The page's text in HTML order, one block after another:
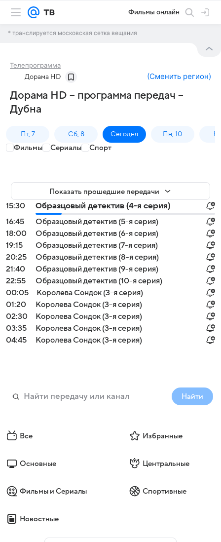
Фильмы онлайн
* транслируется московская сетка вещания
Телепрограмма
Дорама HD (Сменить регион)
Дорама HD – программа передач –
Дубна
Пт, 7 Сб, 8 Сегодня Пн, 10
Фильмы Сериалы Спорт
Показать прошедшие передачи
15:30
Образцовый детектив (4-я серия)
16:45
Образцовый детектив (5-я серия)
18:00
Образцовый детектив (6-я серия)
19:15
Образцовый детектив (7-я серия)
20:25
Образцовый детектив (8-я серия)
21:40
Образцовый детектив (9-я серия)
22:55
Образцовый детектив (10-я серия)
00:05
Королева Сондок (3-я серия)
01:20
Королева Сондок (3-я серия)
02:30
Королева Сондок (3-я серия)
03:35
Королева Сондок (3-я серия)
04:45
Королева Сондок (3-я серия)
Найти
Все Избранные
Основные Центральные
Фильмы и Сериалы Спортивные
Новостные